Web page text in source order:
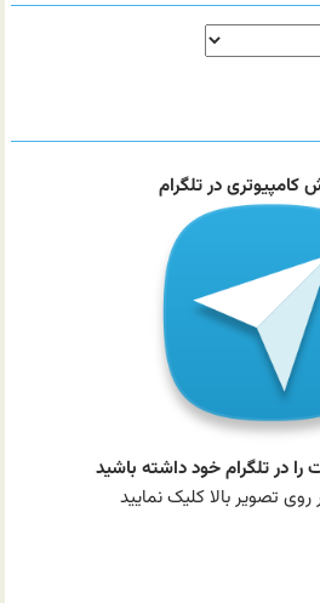
کامپیوتری در تلگرام
در تلگرام خود داشته باشید
تصویر بالا کلیک نمایید